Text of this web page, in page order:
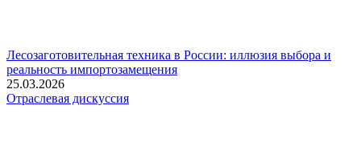
Лесозаготовительная техника в России: иллюзия выбора и
реальность импортозамещения
25.03.2026
Отраслевая дискуссия